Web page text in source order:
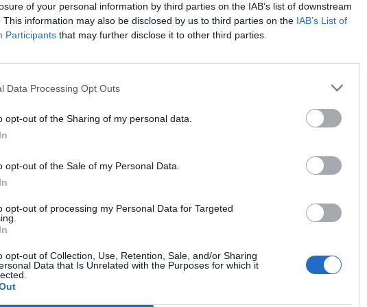
of your personal information by third parties on the IAB’s list of downstream
This information may also be disclosed by us to third parties on the IAB’s List of
Participants that may further disclose it to other third parties.
Data Processing Opt Outs
opt-out of the Sharing of my personal data.
opt-out of the Sale of my Personal Data.
opt-out of processing my Personal Data for Targeted
opt-out of Collection, Use, Retention, Sale, and/or Sharing
Data that Is Unrelated with the Purposes for which it
fixieren wir unsere Locken mit dem extra
Glanzsprayfixiert danach den Look und sorgt für
Haarstyling? Wie wärs mit dem Messy Bun, der sich
kreieren lässt? Haargummi, Bürste und
Haaransatz, lassen dieses kurz wirken und bürsten
Haar besonders griffig und lässt sich danach leicht
Cartier(25)
Falke(35)
Fendi (26)
Hermes
Jimmy Choo
Saint Laurent
Travel(23)